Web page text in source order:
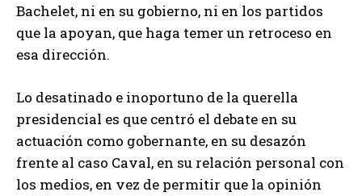
Bachelet, ni en su gobierno, ni en los partidos
que la apoyan, que haga temer un retroceso en
esa dirección.
Lo desatinado e inoportuno de la querella
presidencial es que centró el debate en su
actuación como gobernante, en su desazón
frente al caso Caval, en su relación personal con
los medios, en vez de permitir que la opinión